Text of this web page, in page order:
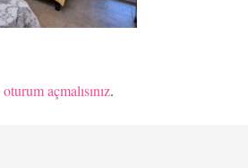
oturum açmalısınız.